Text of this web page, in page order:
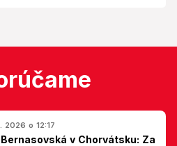
2026 o 12:17
v Chorvátsku: Za